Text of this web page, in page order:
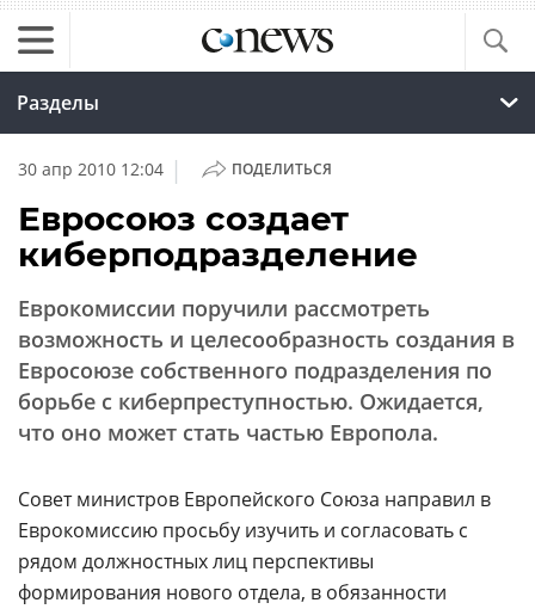
Разделы
30 апр 2010 12:04 | ПОДЕЛИТЬСЯ
Евросоюз создает
киберподразделение
Еврокомиссии поручили рассмотреть
возможность и целесообразность создания в
Евросоюзе собственного подразделения по
борьбе с киберпреступностью. Ожидается,
что оно может стать частью Европола.
Совет министров Европейского Союза направил в
Еврокомиссию просьбу изучить и согласовать с
рядом должностных лиц перспективы
формирования нового отдела, в обязанности